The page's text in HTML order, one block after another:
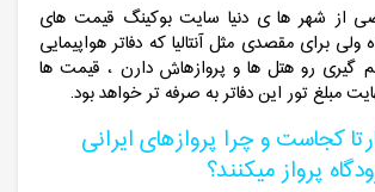
از شهر ها ی دنیا سایت بوکینگ قیمت های
ولی برای مقصدی مثل آنتالیا که دفاتر هواپیمایی
گیری رو هتل ها و پروازهاش دارن ، قیمت ها
مبلغ تور این دفاتر به صرفه تر خواهد بود.
کجاست و چرا پروازهای ایرانی
پرواز میکنند؟